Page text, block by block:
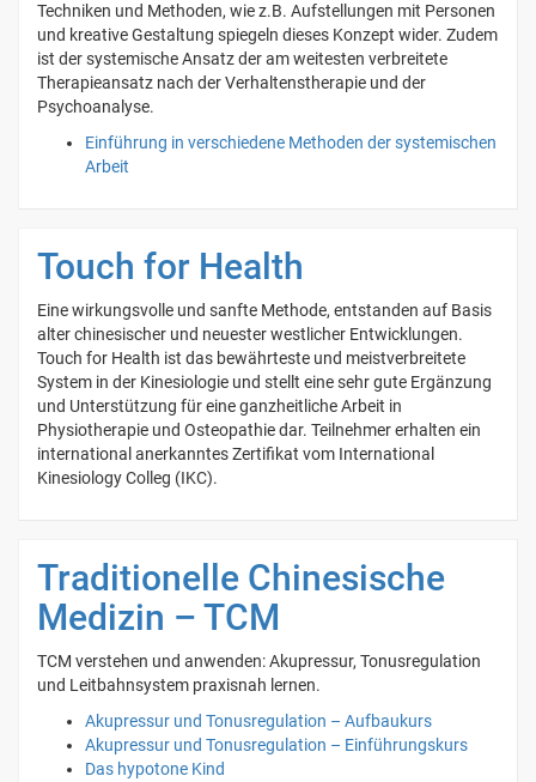
Techniken und Methoden, wie z.B. Aufstellungen mit Personen
und kreative Gestaltung spiegeln dieses Konzept wider. Zudem
ist der systemische Ansatz der am weitesten verbreitete
Therapieansatz nach der Verhaltenstherapie und der
Psychoanalyse.
Einführung in verschiedene Methoden der systemischen
Arbeit
Touch for Health
Eine wirkungsvolle und sanfte Methode, entstanden auf Basis
alter chinesischer und neuester westlicher Entwicklungen.
Touch for Health ist das bewährteste und meistverbreitete
System in der Kinesiologie und stellt eine sehr gute Ergänzung
und Unterstützung für eine ganzheitliche Arbeit in
Physiotherapie und Osteopathie dar. Teilnehmer erhalten ein
international anerkanntes Zertifikat vom International
Kinesiology Colleg (IKC).
Traditionelle Chinesische
Medizin – TCM
TCM verstehen und anwenden: Akupressur, Tonusregulation
und Leitbahnsystem praxisnah lernen.
Akupressur und Tonusregulation – Aufbaukurs
Akupressur und Tonusregulation – Einführungskurs
Das hypotone Kind